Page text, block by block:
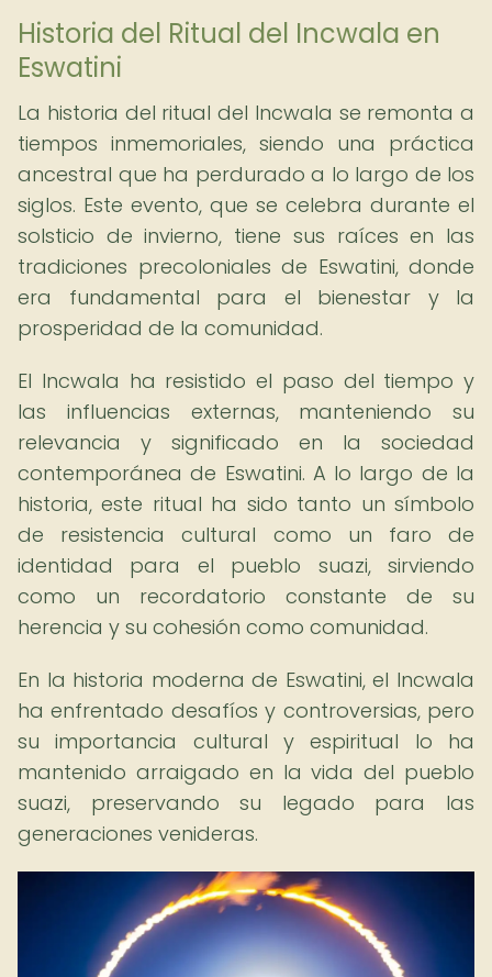
Historia del Ritual del Incwala en
Eswatini
La historia del ritual del Incwala se remonta a
tiempos inmemoriales, siendo una práctica
ancestral que ha perdurado a lo largo de los
siglos. Este evento, que se celebra durante el
solsticio de invierno, tiene sus raíces en las
tradiciones precoloniales de Eswatini, donde
era fundamental para el bienestar y la
prosperidad de la comunidad.
El Incwala ha resistido el paso del tiempo y
las influencias externas, manteniendo su
relevancia y significado en la sociedad
contemporánea de Eswatini. A lo largo de la
historia, este ritual ha sido tanto un símbolo
de resistencia cultural como un faro de
identidad para el pueblo suazi, sirviendo
como un recordatorio constante de su
herencia y su cohesión como comunidad.
En la historia moderna de Eswatini, el Incwala
ha enfrentado desafíos y controversias, pero
su importancia cultural y espiritual lo ha
mantenido arraigado en la vida del pueblo
suazi, preservando su legado para las
generaciones venideras.